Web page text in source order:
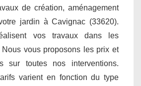
de création, aménagement
jardin à Cavignac (33620).
vos travaux dans les
vous proposons les prix et
sur toutes nos interventions.
varient en fonction du type